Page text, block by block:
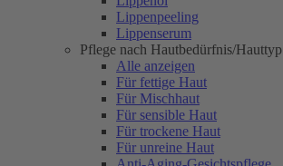
Lippenpeeling
Lippenserum
Pflege nach Hautbedürfnis/Hauttyp
Alle anzeigen
Für fettige Haut
Für Mischhaut
Für sensible Haut
Für trockene Haut
Für unreine Haut